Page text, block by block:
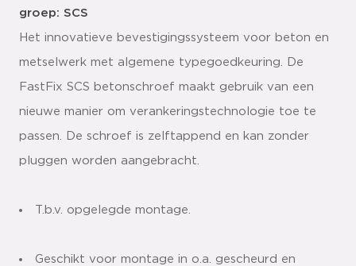
groep: SCS
Het innovatieve bevestigingssysteem voor beton en
metselwerk met algemene typegoedkeuring. De
FastFix SCS betonschroef maakt gebruik van een
nieuwe manier om verankeringstechnologie toe te
passen. De schroef is zelftappend en kan zonder
pluggen worden aangebracht.
T.b.v. opgelegde montage.
Geschikt voor montage in o.a. gescheurd en